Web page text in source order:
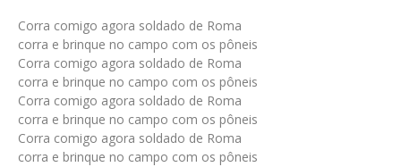
Corra comigo agora soldado de Roma
corra e brinque no campo com os pôneis
Corra comigo agora soldado de Roma
corra e brinque no campo com os pôneis
Corra comigo agora soldado de Roma
corra e brinque no campo com os pôneis
Corra comigo agora soldado de Roma
corra e brinque no campo com os pôneis